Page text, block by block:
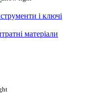
і ключі
матеріали